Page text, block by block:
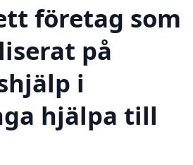
företag som
på
i
hjälpa till